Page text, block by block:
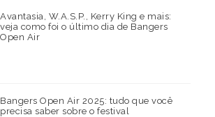
Avantasia, W.A.S.P., Kerry King e mais:
veja como foi o último dia de Bangers
Open Air
Bangers Open Air 2025: tudo que você
precisa saber sobre o festival